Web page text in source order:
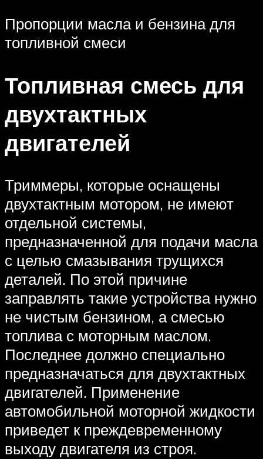
Пропорции масла и бензина для
топливной смеси
Топливная смесь для
двухтактных
двигателей
Триммеры, которые оснащены
двухтактным мотором, не имеют
отдельной системы,
предназначенной для подачи масла
с целью смазывания трущихся
деталей. По этой причине
заправлять такие устройства нужно
не чистым бензином, а смесью
топлива с моторным маслом.
Последнее должно специально
предназначаться для двухтактных
двигателей. Применение
автомобильной моторной жидкости
приведет к преждевременному
выходу двигателя из строя.